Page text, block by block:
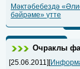
Мәктәбебездә
бәйрәме» үтте
Очраклы
[25.06.2011][